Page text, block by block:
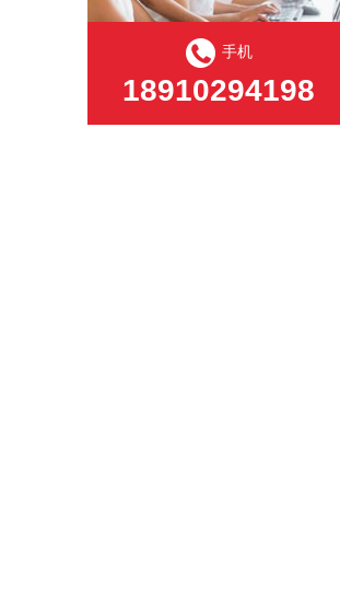
手机
18910294198